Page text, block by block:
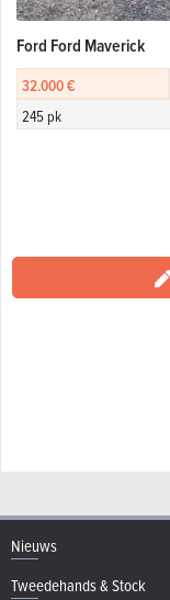
Ford Ford Maverick
32.000 €
245 pk
Nieuws
Tweedehands & Stock